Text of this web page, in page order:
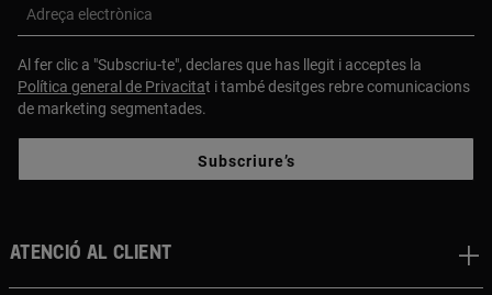
Adreça electrònica
Al fer clic a "Subscriu-te", declares que has llegit i acceptes la
Política general de Privacitat i també desitges rebre comunicacions
de marketing segmentades.
Subscriure’s
Atenció al client